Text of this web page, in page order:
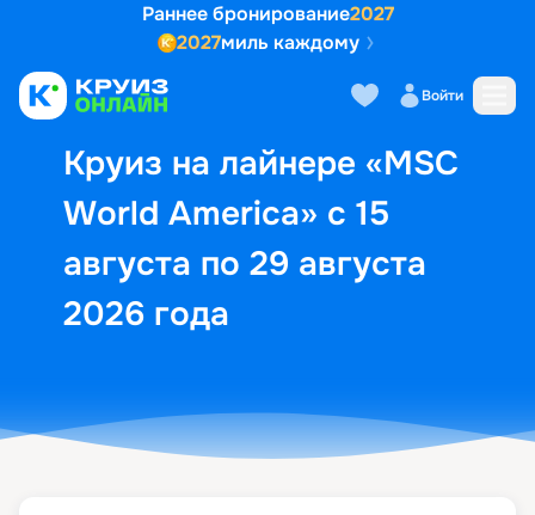
Раннее бронирование2027
2027миль каждому
Войти
Круиз на лайнере «MSC
World America» с 15
августа по 29 августа
2026 года
Выбор кают Маршрут и